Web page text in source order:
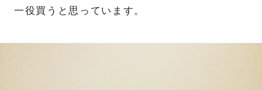
一役買うと思っています。